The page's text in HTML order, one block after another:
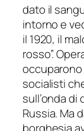
dato il
intorno e
il 1920, il
rosso”.
socialisti
sull’onda
Russia. Ma